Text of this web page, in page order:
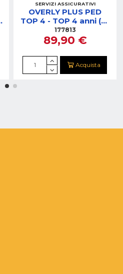
SERVIZI ASSICURATIVI
OVERLY PLUS PED
TOP 4 - TOP 4 anni (0-
400)
177813
89,90 €
Acquista